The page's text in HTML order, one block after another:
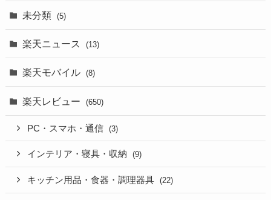
未分類 (5)
楽天ニュース (13)
楽天モバイル (8)
楽天レビュー (650)
PC・スマホ・通信 (3)
インテリア・寝具・収納 (9)
キッチン用品・食器・調理器具 (22)